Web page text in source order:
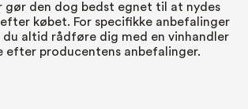
gør den dog bedst egnet til at nydes
købet. For specifikke anbefalinger
du altid rådføre dig med en vinhandler
efter producentens anbefalinger.